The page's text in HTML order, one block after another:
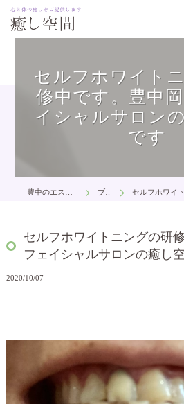
セルフホワイト
修中です。豊中
イシャルサロン
です
ブログ セルフホワイトニングの研
セルフホワイトニングの研
フェイシャルサロンの癒し
2020/10/07